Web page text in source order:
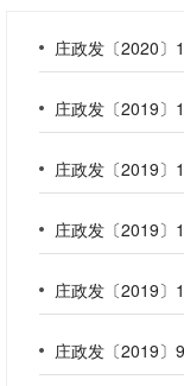
庄政发〔2020〕
庄政发〔2019〕
庄政发〔2019〕
庄政发〔2019〕
庄政发〔2019〕
庄政发〔2019〕